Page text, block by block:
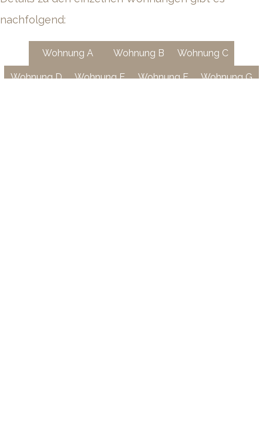
nachfolgend:
Wohnung A Wohnung B Wohnung C
Wohnung D Wohnung E Wohnung F Wohnung G